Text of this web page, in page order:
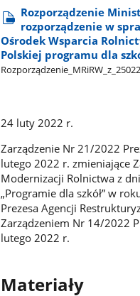
Rozporządzenie
rozporządzenie w
Ośrodek Wsparcia
Polskiej programu dla
24 luty 2022 r.
Zarządzenie Nr 21/2022
lutego 2022 r. zmieniające
Modernizacji Rolnictwa z
„Programie dla szkół” w
Prezesa Agencji
Zarządzeniem Nr 14/2022
lutego 2022 r.
Materiały